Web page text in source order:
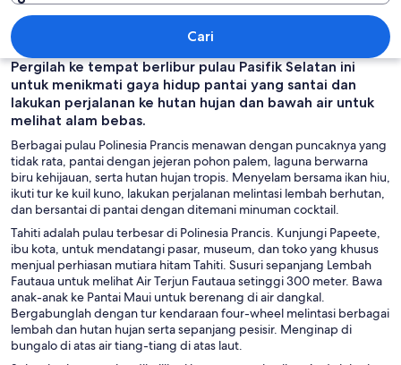
Cari
Pergilah ke tempat berlibur pulau Pasifik Selatan ini
untuk menikmati gaya hidup pantai yang santai dan
lakukan perjalanan ke hutan hujan dan bawah air untuk
melihat alam bebas.
Berbagai pulau Polinesia Prancis menawan dengan puncaknya yang
tidak rata, pantai dengan jejeran pohon palem, laguna berwarna
biru kehijauan, serta hutan hujan tropis. Menyelam bersama ikan hiu,
ikuti tur ke kuil kuno, lakukan perjalanan melintasi lembah berhutan,
dan bersantai di pantai dengan ditemani minuman cocktail.
Tahiti adalah pulau terbesar di Polinesia Prancis. Kunjungi Papeete,
ibu kota, untuk mendatangi pasar, museum, dan toko yang khusus
menjual perhiasan mutiara hitam Tahiti. Susuri sepanjang Lembah
Fautaua untuk melihat Air Terjun Fautaua setinggi 300 meter. Bawa
anak-anak ke Pantai Maui untuk berenang di air dangkal.
Bergabunglah dengan tur kendaraan four-wheel melintasi berbagai
lembah dan hutan hujan serta sepanjang pesisir. Menginap di
bungalo di atas air tiang-tiang di atas laut.